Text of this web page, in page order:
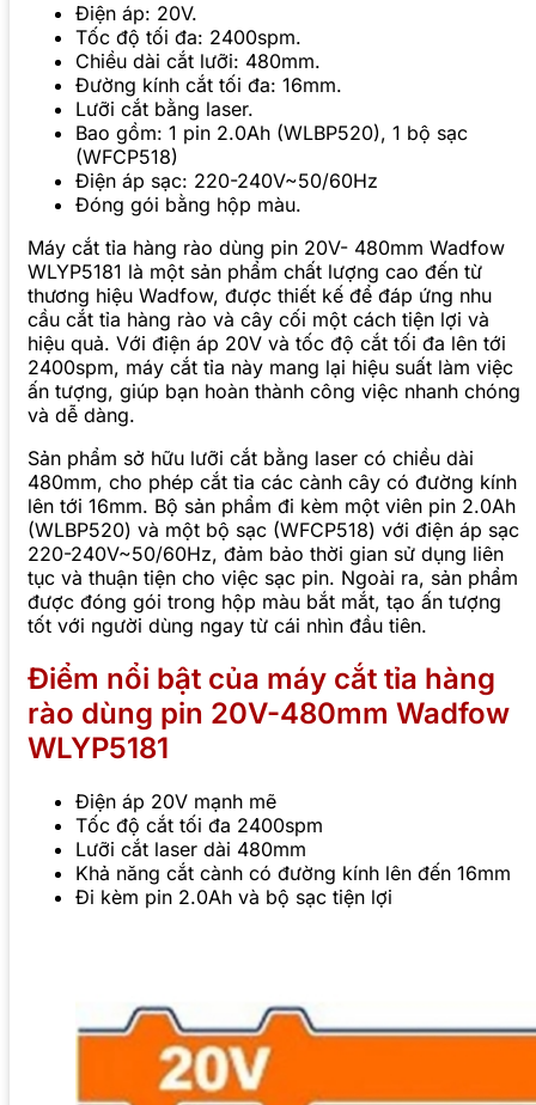
Điện áp: 20V.
Tốc độ tối đa: 2400spm.
Chiều dài cắt lưỡi: 480mm.
Đường kính cắt tối đa: 16mm.
Lưỡi cắt bằng laser.
Bao gồm: 1 pin 2.0Ah (WLBP520), 1 bộ sạc
(WFCP518)
Điện áp sạc: 220-240V~50/60Hz
Đóng gói bằng hộp màu.
Máy cắt tỉa hàng rào dùng pin 20V- 480mm Wadfow
WLYP5181 là một sản phẩm chất lượng cao đến từ
thương hiệu Wadfow, được thiết kế để đáp ứng nhu
cầu cắt tỉa hàng rào và cây cối một cách tiện lợi và
hiệu quả. Với điện áp 20V và tốc độ cắt tối đa lên tới
2400spm, máy cắt tỉa này mang lại hiệu suất làm việc
ấn tượng, giúp bạn hoàn thành công việc nhanh chóng
và dễ dàng.
Sản phẩm sở hữu lưỡi cắt bằng laser có chiều dài
480mm, cho phép cắt tỉa các cành cây có đường kính
lên tới 16mm. Bộ sản phẩm đi kèm một viên pin 2.0Ah
(WLBP520) và một bộ sạc (WFCP518) với điện áp sạc
220-240V~50/60Hz, đảm bảo thời gian sử dụng liên
tục và thuận tiện cho việc sạc pin. Ngoài ra, sản phẩm
được đóng gói trong hộp màu bắt mắt, tạo ấn tượng
tốt với người dùng ngay từ cái nhìn đầu tiên.
Điểm nổi bật của máy cắt tỉa hàng
rào dùng pin 20V-480mm Wadfow
WLYP5181
Điện áp 20V mạnh mẽ
Tốc độ cắt tối đa 2400spm
Lưỡi cắt laser dài 480mm
Khả năng cắt cành có đường kính lên đến 16mm
Đi kèm pin 2.0Ah và bộ sạc tiện lợi